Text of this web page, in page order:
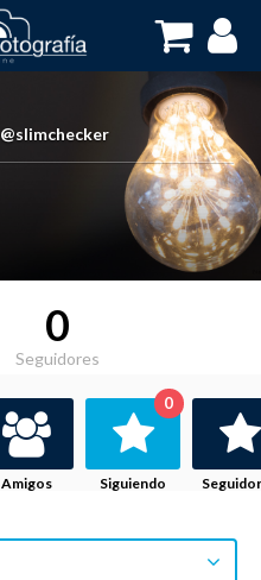
@slimchecker
0
Seguidores
Amigos Siguiendo
0